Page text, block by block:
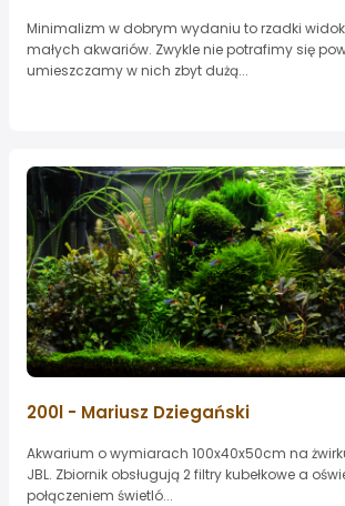
Minimalizm w dobrym wydaniu to rzadki
małych akwariów. Zwykle nie potrafimy się
umieszczamy w nich zbyt dużą...
200l - Mariusz Dziegański
Akwarium o wymiarach 100x40x50cm na
JBL. Zbiornik obsługują 2 filtry kubełkowe a
połączeniem świetló...